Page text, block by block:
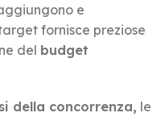
e
fornisce preziose
del budget
della concorrenza, le